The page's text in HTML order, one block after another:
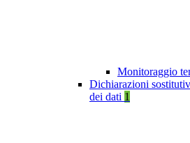
Monitoraggio
Dichiarazioni
dei dati 1